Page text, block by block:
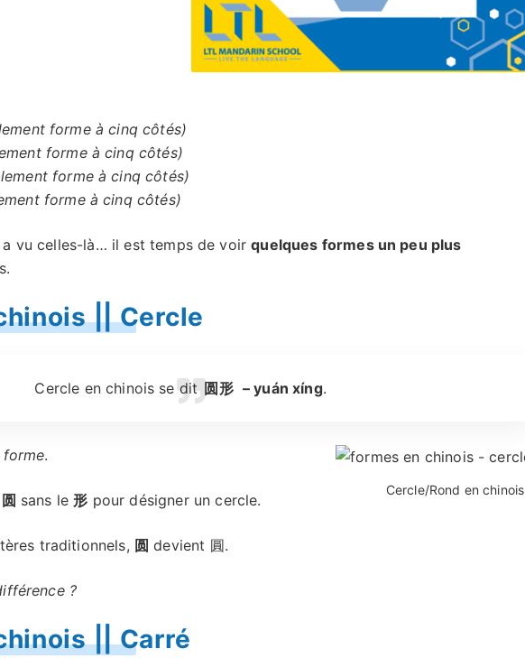
forme à cinq côtés)
forme à cinq côtés)
forme à cinq côtés)
forme à cinq côtés)
a vu celles-là… il est temps de voirquelques formes un peu plus
|| Cercle
Cercle en chinois se dit 圆形 – yuán xíng.
Cercle/Rond en chinois
.
圆 sans le形 pour désigner un cercle.
traditionnels, 圆 devient 圓.
?
|| Carré